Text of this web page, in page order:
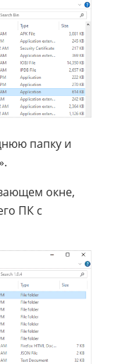
папку и
окне,
ПК с